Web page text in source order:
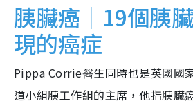
胰臟癌｜19個胰
現的癌症
Pippa Corrie醫生同時也是英國國
道小組胰工作組的主席，他指胰臟